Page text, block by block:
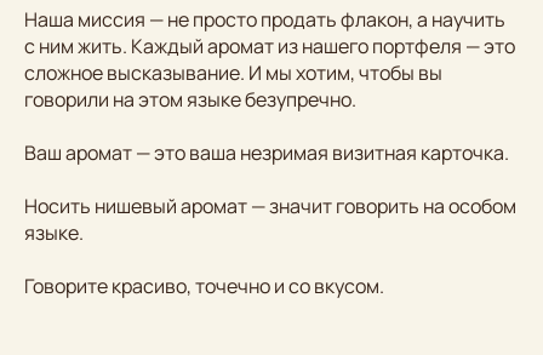
Наша миссия — не просто продать флакон, а научить
с ним жить. Каждый аромат из нашего портфеля — это
сложное высказывание. И мы хотим, чтобы вы
говорили на этом языке безупречно.
Ваш аромат — это ваша незримая визитная карточка.
Носить нишевый аромат — значит говорить на особом
языке.
Говорите красиво, точечно и со вкусом.